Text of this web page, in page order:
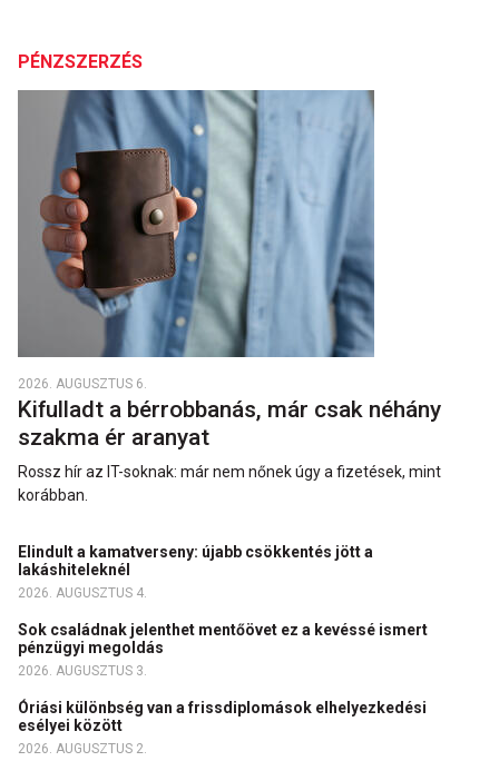
PÉNZSZERZÉS
2026. AUGUSZTUS 6.
Kifulladt a bérrobbanás, már csak néhány
szakma ér aranyat
Rossz hír az IT-soknak: már nem nőnek úgy a fizetések, mint
korábban.
Elindult a kamatverseny: újabb csökkentés jött a
lakáshiteleknél
2026. AUGUSZTUS 4.
Sok családnak jelenthet mentőövet ez a kevéssé ismert
pénzügyi megoldás
2026. AUGUSZTUS 3.
Óriási különbség van a frissdiplomások elhelyezkedési
esélyei között
2026. AUGUSZTUS 2.